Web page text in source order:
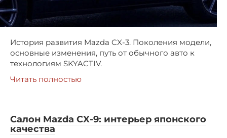
История развития Mazda CX-3. Поколения модели,
основные изменения, путь от обычного авто к
технологиям SKYACTIV.
Читать полностью
Салон Mazda CX-9: интерьер японского
качества